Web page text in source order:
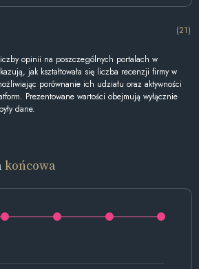
(21)
opinii na poszczególnych portalach w
jak kształtowała się liczba recenzji firmy w
porównanie ich udziału oraz aktywności
Prezentowane wartości obejmują wyłącznie
dane.
końcowa